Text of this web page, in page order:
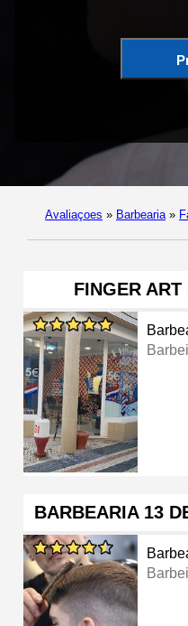
Avaliaçoes » Barbearia »
FINGER
BARBEARIA 13